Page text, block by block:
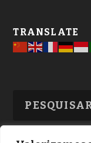
TRANSLATE